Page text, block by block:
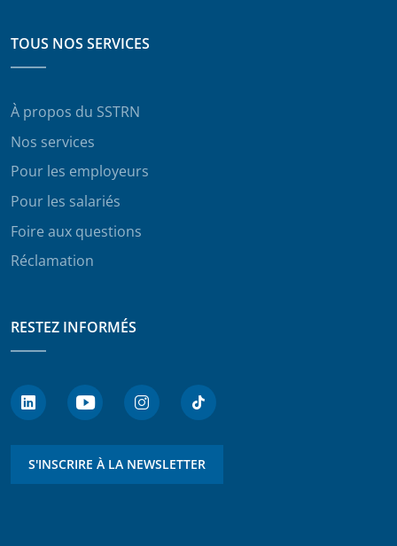
TOUS NOS SERVICES
À propos du SSTRN
Nos services
Pour les employeurs
Pour les salariés
Foire aux questions
Réclamation
RESTEZ INFORMÉS
S'INSCRIRE À LA NEWSLETTER